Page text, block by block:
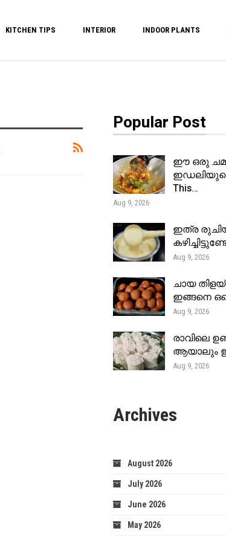
KITCHEN TIPS INTERIOR INDOOR PLANTS
Popular Post
ഈ ഒരു
This…
Aug 9, 2026
ഇത്ര
Aug 9, 2026
ചായ
ഇങ്ങനെ
Aug 9, 2026
രാവിലെ
ആയാലും
Aug 9, 2026
Archives
August 2026
July 2026
June 2026
May 2026